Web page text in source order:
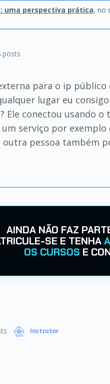
uma perspectiva prática, no
posts
para o ip
lugar eu
Ele conectou usando
serviço por
pessoa também
AINDA NÃO FAZ
SE E TENHA
OS CURSOS E
Instrutor